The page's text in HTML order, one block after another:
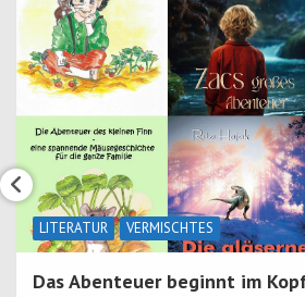
LITERATUR VERMISCHTES
Das Abenteuer beginnt im